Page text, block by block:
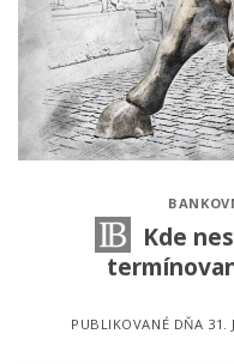
Kde
PUBLIKOVANÉ DŇA 31.